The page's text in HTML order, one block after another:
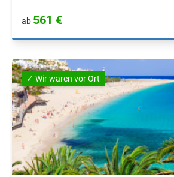
ab 561 €
✓ Wir waren vor Ort